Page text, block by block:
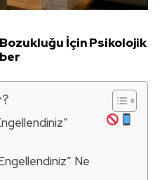
İçin Psikolojik
Ne